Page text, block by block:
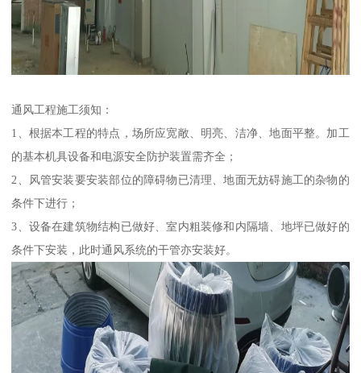
通风工程施工须知：
1、根据本工程的特点，场所应宽敞、明亮、洁净、地面平整。加工
的基本机具设备和电源安全防护装置需齐全；
2、风管安装要安装部位的障碍物已清理、地面无妨碍施工的杂物的
条件下进行；
3、设备在建筑物结构已做好、室内粗装修和内隔墙、地坪已做好的
条件下安装，此时通风系统的干管亦安装好。